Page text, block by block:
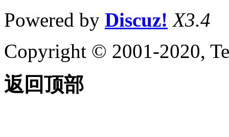
Powered by Discuz! X3.4
Copyright © 2001-2020,
返回顶部